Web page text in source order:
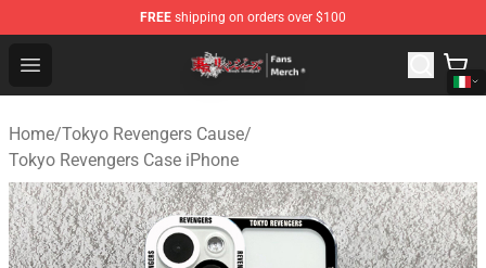
FREE shipping on orders over $100
Open menu
Tokyo Revengers Store - Official Tokyo Revengers
Home/Tokyo Revengers Cause/
Tokyo Revengers Case iPhone